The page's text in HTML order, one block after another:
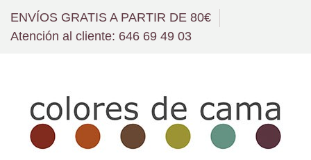
ENVÍOS GRATIS A PARTIR DE 80€
Atención al cliente: 646 69 49 03